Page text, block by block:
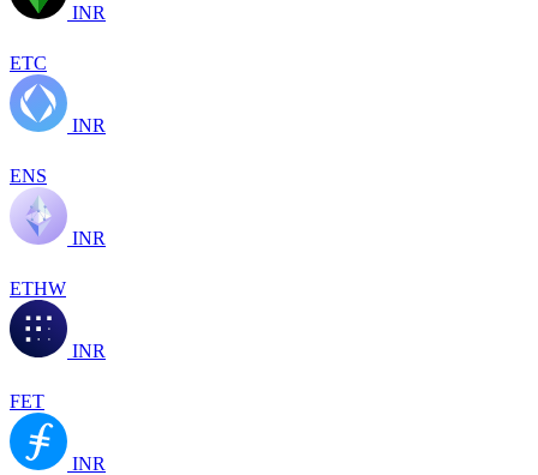
INR
ETC
INR
ENS
INR
ETHW
INR
FET
INR